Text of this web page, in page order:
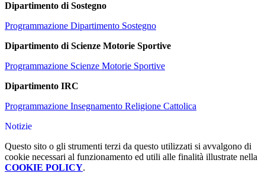
Dipartimento di Sostegno
Programmazione Dipartimento Sostegno
Dipartimento di Scienze Motorie Sportive
Programmazione Scienze Motorie Sportive
Dipartimento IRC
Programmazione Insegnamento Religione Cattolica
Notizie
Questo sito o gli strumenti terzi da questo utilizzati si avvalgono di
cookie necessari al funzionamento ed utili alle finalità illustrate nella
COOKIE POLICY.